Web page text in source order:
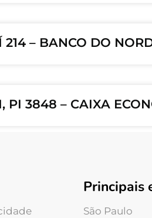
– BANCO DO
3848 – CAIXA
Principais
São Paulo